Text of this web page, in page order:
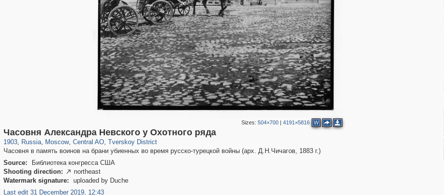
Sizes: 504×700| 4191×5816 W
Часовня Александра Невского у Охотного ряда
1903, Russia
1,406,819 29,243
, Moscow
319,864 8,286
, Central AO
160,012 5,916
, Tverskoy District
53,052 2,283
Часовня в память воинов на брани убиенных во время русско-турецкой войны (арх. Д.Н.Чичагов, 1883 г.)
Source:
Библиотека конгресса США
Shooting direction:  northeast
Watermark signature:
uploaded by Duche
Last edit 31 December 2019, 12:43